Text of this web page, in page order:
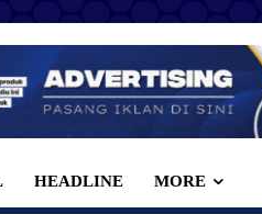
HEADLINE MORE